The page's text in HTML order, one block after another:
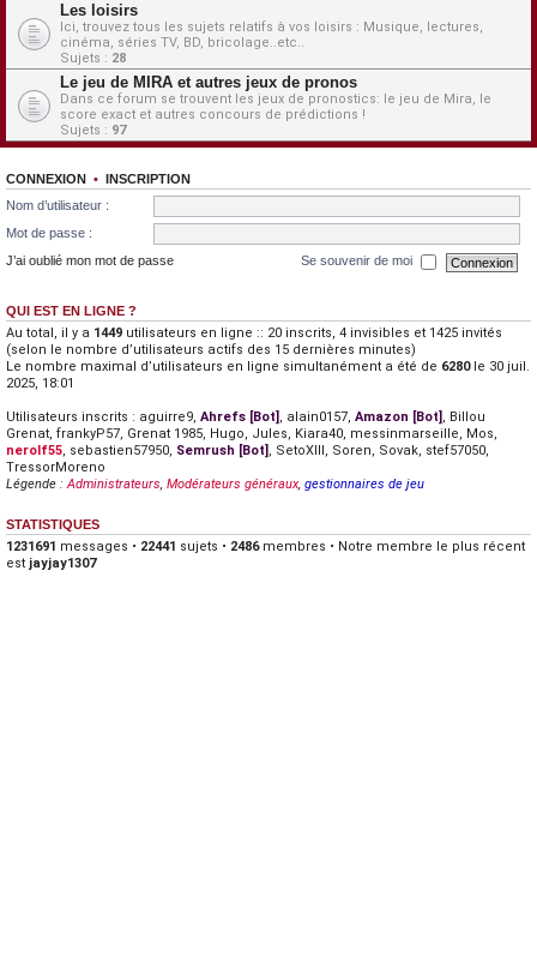
Les loisirs
Ici, trouvez tous les sujets relatifs à vos loisirs : Musique, lectures,
cinéma, séries TV, BD, bricolage..etc..
Sujets : 28
Le jeu de MIRA et autres jeux de pronos
Dans ce forum se trouvent les jeux de pronostics: le jeu de Mira, le
score exact et autres concours de prédictions !
Sujets : 97
CONNEXION • INSCRIPTION
Nom d’utilisateur :
Mot de passe :
J’ai oublié mon mot de passe
Se souvenir de moi
QUI EST EN LIGNE ?
Au total, il y a 1449 utilisateurs en ligne :: 20 inscrits, 4 invisibles et 1425 invités
(selon le nombre d’utilisateurs actifs des 15 dernières minutes)
Le nombre maximal d’utilisateurs en ligne simultanément a été de 6280le 30 juil.
2025, 18:01
Utilisateurs inscrits : aguirre9, Ahrefs [Bot] , alain0157, Amazon [Bot] , Billou
Grenat, frankyP57, Grenat 1985, Hugo, Jules, Kiara40, messinmarseille, Mos,
nerolf55, sebastien57950, Semrush [Bot] , SetoXIII, Soren, Sovak, stef57050,
TressorMoreno
Légende :Administrateurs, Modérateurs généraux, gestionnaires de jeu
STATISTIQUES
1231691 messages • 22441 sujets • 2486membres • Notre membre le plus récent
est jayjay1307